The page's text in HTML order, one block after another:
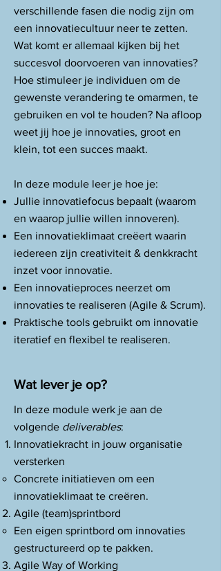
verschillende fasen die nodig zijn om
een innovatiecultuur neer te zetten.
Wat komt er allemaal kijken bij het
succesvol doorvoeren van innovaties?
Hoe stimuleer je individuen om de
gewenste verandering te omarmen, te
gebruiken en vol te houden? Na afloop
weet jij hoe je innovaties, groot en
klein, tot een succes maakt.
In deze module leer je hoe je:
Jullie innovatiefocus bepaalt (waarom
en waarop jullie willen innoveren).
Een innovatieklimaat creëert waarin
iedereen zijn creativiteit & denkkracht
inzet voor innovatie.
Een innovatieproces neerzet om
innovaties te realiseren (Agile & Scrum).
Praktische tools gebruikt om innovatie
iteratief en flexibel te realiseren.
Wat lever je op?
​In deze module werk je aan de
volgende deliverables:
Innovatiekracht in jouw organisatie
versterken
Concrete initiatieven om een
innovatieklimaat te creëren.
Agile (team)sprintbord
Een eigen sprintbord om innovaties
gestructureerd op te pakken.
Agile Way of Working